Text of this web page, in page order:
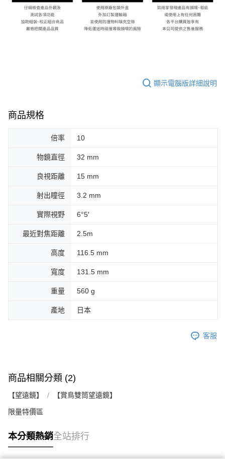
顯示電腦版詳細說明
商品規格
倍率 10
物鏡直徑 32 mm
良視距離 15 mm
射出瞳徑 3.2 mm
實際視野 6°5′
最近對焦距離 2.5m
高度 116.5 mm
寬度 131.5 mm
重量 560 g
產地 日本
客服
商品相關分類 (2)
【望遠鏡】 【賞鳥雙筒望遠鏡】
限量特價區
本分類熱銷全站排行